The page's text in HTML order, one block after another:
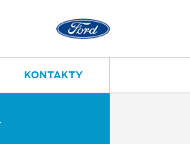
Díly a příslušenství
KONTAKTY